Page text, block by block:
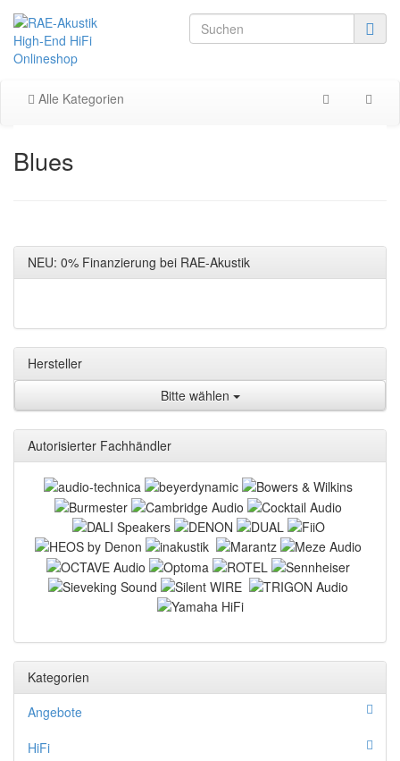
Alle Kategorien
Blues
NEU: 0% Finanzierung bei RAE-Akustik
Hersteller
Bitte wählen
Autorisierter Fachhändler
Kategorien
Angebote
HiFi